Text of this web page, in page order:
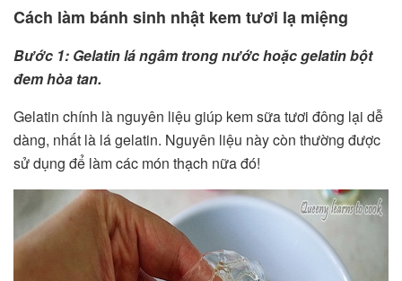
Cách làm bánh sinh nhật kem tươi lạ miệng
Bước 1: Gelatin lá ngâm trong nước hoặc gelatin bột
đem hòa tan.
Gelatin chính là nguyên liệu giúp kem sữa tươi đông lại dễ
dàng, nhất là lá gelatin. Nguyên liệu này còn thường được
sử dụng để làm các món thạch nữa đó!